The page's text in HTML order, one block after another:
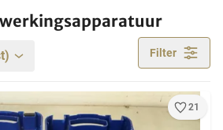
Filter
21